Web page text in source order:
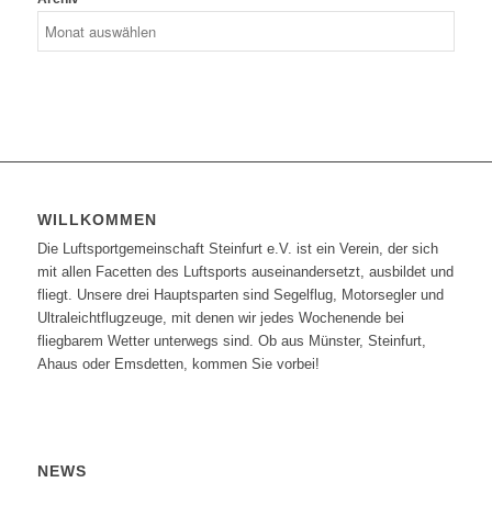
WILLKOMMEN
Die Luftsportgemeinschaft Steinfurt e.V. ist ein Verein, der sich
mit allen Facetten des Luftsports auseinandersetzt, ausbildet und
fliegt. Unsere drei Hauptsparten sind Segelflug, Motorsegler und
Ultraleichtflugzeuge, mit denen wir jedes Wochenende bei
fliegbarem Wetter unterwegs sind. Ob aus Münster, Steinfurt,
Ahaus oder Emsdetten, kommen Sie vorbei!
NEWS